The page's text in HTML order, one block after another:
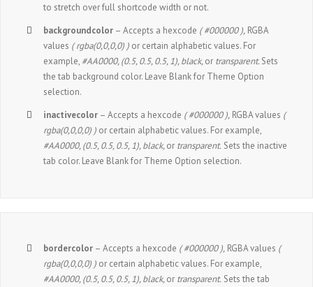
to stretch over full shortcode width or not.
backgroundcolor – Accepts a hexcode ( #000000 ), RGBA
values ( rgba(0,0,0,0) ) or certain alphabetic values. For
example, #AA0000, (0.5, 0.5, 0.5, 1), black,or transparent.Sets
the tab background color. Leave Blank for Theme Option
selection.
inactivecolor – Accepts a hexcode ( #000000 ), RGBA values (
rgba(0,0,0,0) ) or certain alphabetic values. For example,
#AA0000, (0.5, 0.5, 0.5, 1), black,or transparent. Sets the inactive
tab color. Leave Blank for Theme Option selection.
bordercolor – Accepts a hexcode ( #000000 ), RGBA values (
rgba(0,0,0,0) ) or certain alphabetic values. For example,
#AA0000, (0.5, 0.5, 0.5, 1), black,or transparent. Sets the tab